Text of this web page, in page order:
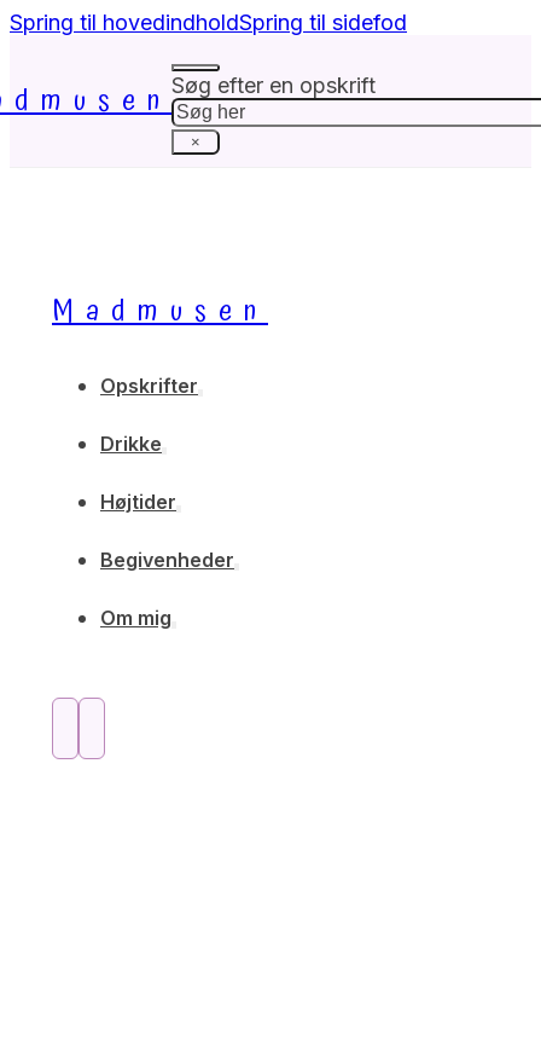
Spring til hovedindholdSpring til sidefod
Søg efter en opskrift
Søg
×
Madmusen
Opskrifter
Drikke
Højtider
Begivenheder
Om mig